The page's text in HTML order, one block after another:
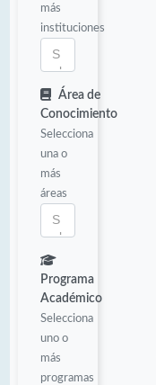
más
instituciones
Área de
Conocimiento
Selecciona
una o
más
áreas
Programa
Académico
Selecciona
uno o
más
programas